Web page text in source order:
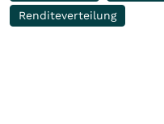
Renditeverteilung